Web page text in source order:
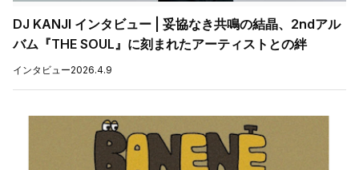
DJ KANJI インタビュー | 妥協なき共鳴の結晶、2ndアル
バム『THE SOUL』に刻まれたアーティストとの絆
インタビュー2026.4.9